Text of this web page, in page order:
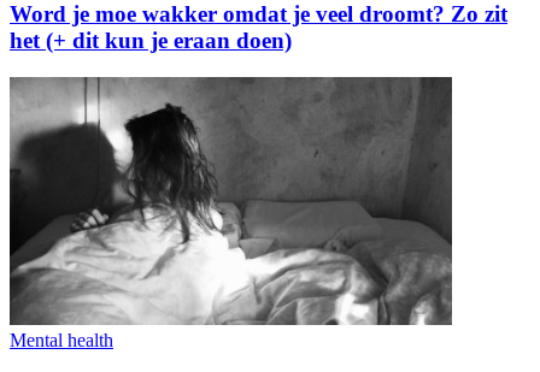
Word je moe wakker omdat je veel droomt? Zo zit
het (+ dit kun je eraan doen)
Mental health